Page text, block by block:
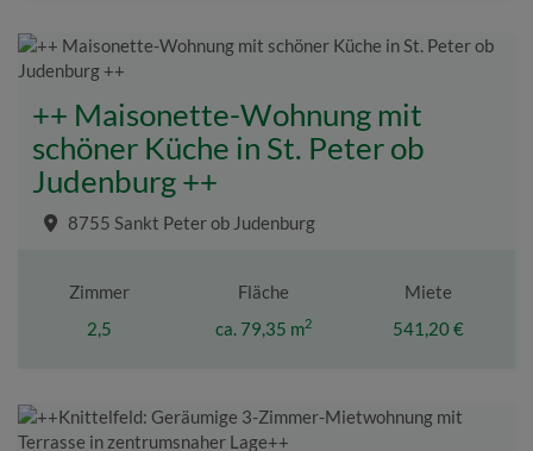
++ Maisonette-Wohnung mit
schöner Küche in St. Peter ob
Judenburg ++
8755 Sankt Peter ob Judenburg
Zimmer
2,5
Fläche
ca. 79,35 m2
Miete
541,20 €